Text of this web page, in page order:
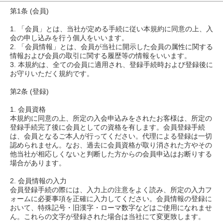
第1条 (会員)
1. 「会員」とは、当社が定める手続に従い本規約に同意の上、入
会の申し込みを行う個人をいいます。
2. 「会員情報」とは、会員が当社に開示した会員の属性に関する
情報および会員の取引に関する履歴等の情報をいいます。
3. 本規約は、全ての会員に適用され、登録手続時および登録後に
お守りいただく規約です。
第2条 (登録)
1. 会員資格
本規約に同意の上、所定の入会申込みをされたお客様は、所定の
登録手続完了後に会員としての資格を有します。会員登録手続
は、会員となるご本人が行ってください。代理による登録は一切
認められません。なお、過去に会員資格が取り消された方やその
他当社が相応しくないと判断した方からの会員申込はお断りする
場合があります。
2. 会員情報の入力
会員登録手続の際には、入力上の注意をよく読み、所定の入力フ
ォームに必要事項を正確に入力してください。会員情報の登録に
おいて、特殊記号・旧漢字・ローマ数字などはご使用になれませ
ん。これらの文字が登録された場合は当社にて変更致します。